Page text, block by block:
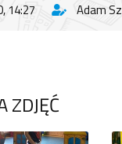
14:27 Adam
ZDJĘĆ